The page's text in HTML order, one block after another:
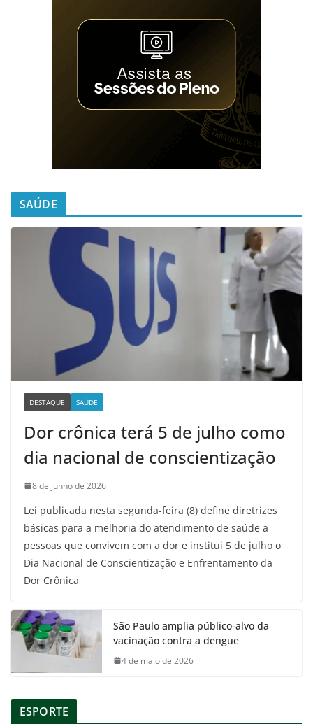
SAÚDE
DESTAQUE SAÚDE
Dor crônica terá 5 de julho como
dia nacional de conscientização
8 de junho de 2026
Lei publicada nesta segunda-feira (8) define diretrizes
básicas para a melhoria do atendimento de saúde a
pessoas que convivem com a dor e institui 5 de julho o
Dia Nacional de Conscientização e Enfrentamento da
Dor Crônica
São Paulo amplia público-alvo da
vacinação contra a dengue
4 de maio de 2026
ESPORTE